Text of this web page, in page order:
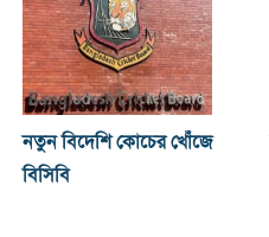
নতুন বিদেশি কোচের খোঁজে
বিসিবি